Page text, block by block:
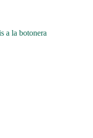
a la botonera